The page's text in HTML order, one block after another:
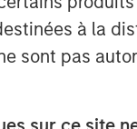
à la
sont pas
equity related
Private Equity